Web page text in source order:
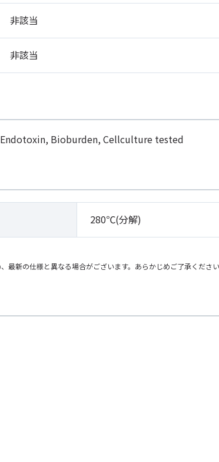
非該当
非該当
Bioburden, Cellculture tested
280℃(分解)
最新の仕様と異なる場合がございます。あらかじめご了承くださ